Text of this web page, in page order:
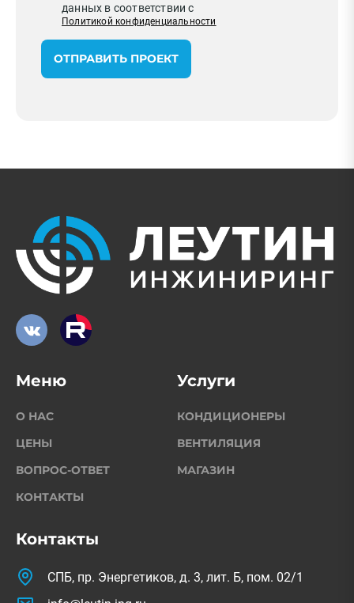
данных в соответствии с
Политикой конфиденциальности
ОТПРАВИТЬ ПРОЕКТ
Контакты
СПБ, пр. Энергетиков, д. 3, лит. Б, пом. 02/1
Меню
О НАС
ЦЕНЫ
ВОПРОС-ОТВЕТ
КОНТАКТЫ
Услуги
КОНДИЦИОНЕРЫ
ВЕНТИЛЯЦИЯ
МАГАЗИН